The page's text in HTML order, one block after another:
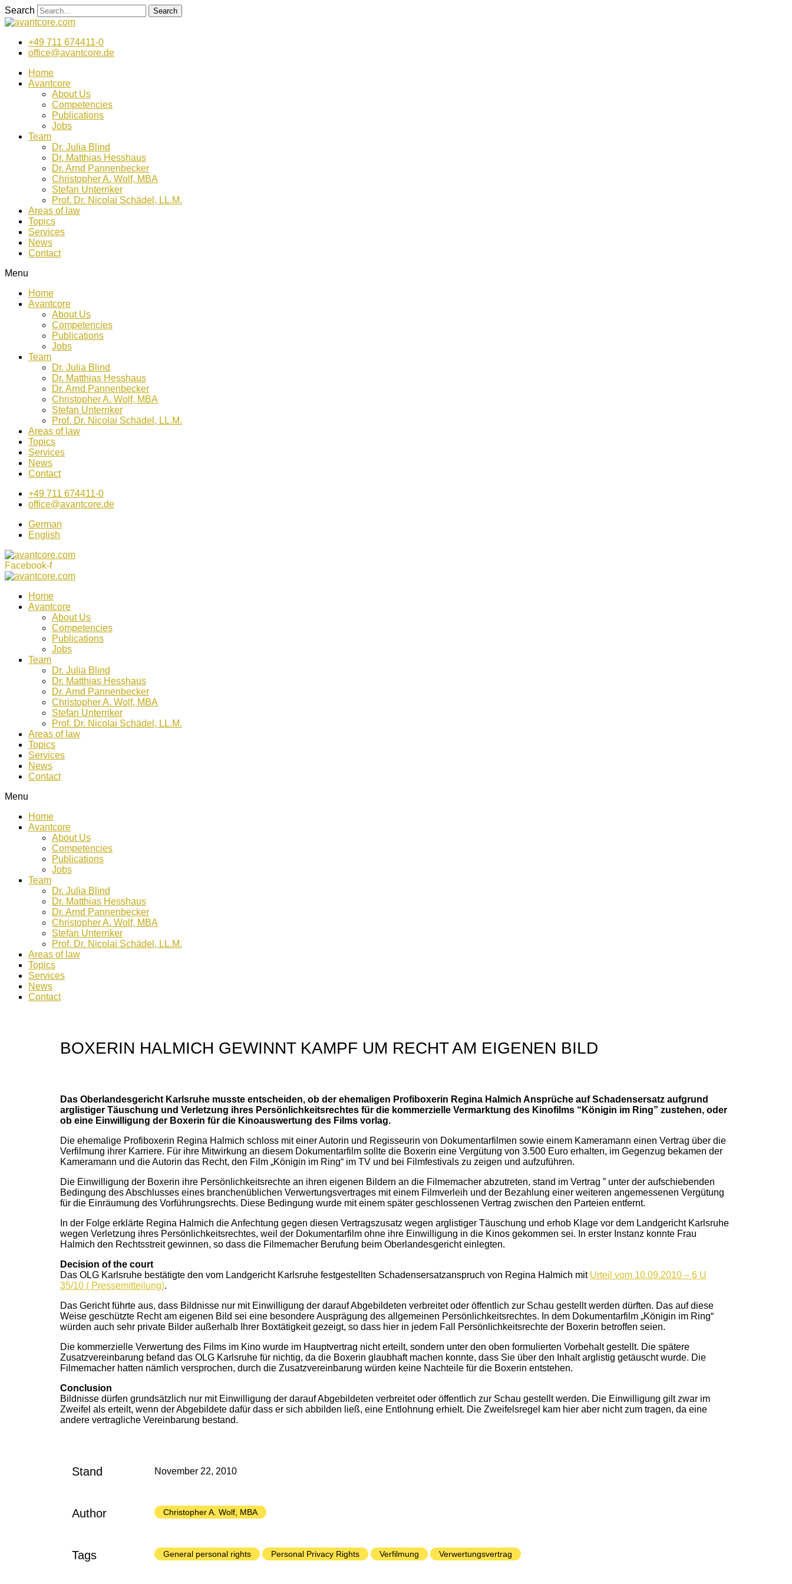
Zum
Inhalt
Search Search
+49 711 674411-0
office@avantcore.de
Home
Avantcore
About Us
Competencies
Publications
Jobs
Team
Dr. Julia Blind
Dr. Matthias Hesshaus
Dr. Arnd Pannenbecker
Christopher A. Wolf, MBA
Stefan Unterriker
Prof. Dr. Nicolai Schädel, LL.M.
Areas of law
Topics
Services
News
Contact
Menu
Home
Avantcore
About Us
Competencies
Publications
Jobs
Team
Dr. Julia Blind
Dr. Matthias Hesshaus
Dr. Arnd Pannenbecker
Christopher A. Wolf, MBA
Stefan Unterriker
Prof. Dr. Nicolai Schädel, LL.M.
Areas of law
Topics
Services
News
Contact
+49 711 674411-0
office@avantcore.de
German
English
Facebook-f
Home
Avantcore
About Us
Competencies
Publications
Jobs
Team
Dr. Julia Blind
Dr. Matthias Hesshaus
Dr. Arnd Pannenbecker
Christopher A. Wolf, MBA
Stefan Unterriker
Prof. Dr. Nicolai Schädel, LL.M.
Areas of law
Topics
Services
News
Contact
Menu
Home
Avantcore
About Us
Competencies
Publications
Jobs
Team
Dr. Julia Blind
Dr. Matthias Hesshaus
Dr. Arnd Pannenbecker
Christopher A. Wolf, MBA
Stefan Unterriker
Prof. Dr. Nicolai Schädel, LL.M.
Areas of law
Topics
Services
News
Contact
BOXERIN HALMICH GEWINNT KAMPF UM RECHT AM EIGENEN BILD
Das Oberlandesgericht Karlsruhe musste entscheiden, ob der ehemaligen Profiboxerin Regina Halmich Ansprüche auf Schadensersatz aufgrund
arglistiger Täuschung und Verletzung ihres Persönlichkeitsrechtes für die kommerzielle Vermarktung des Kinofilms “Königin im Ring” zustehen, oder
ob eine Einwilligung der Boxerin für die Kinoauswertung des Films vorlag.
Die ehemalige Profiboxerin Regina Halmich schloss mit einer Autorin und Regisseurin von Dokumentarfilmen sowie einem Kameramann einen Vertrag über die
Verfilmung ihrer Karriere. Für ihre Mitwirkung an diesem Dokumentarfilm sollte die Boxerin eine Vergütung von 3.500 Euro erhalten, im Gegenzug bekamen der
Kameramann und die Autorin das Recht, den Film „Königin im Ring“ im TV und bei Filmfestivals zu zeigen und aufzuführen.
Die Einwilligung der Boxerin ihre Persönlichkeitsrechte an ihren eigenen Bildern an die Filmemacher abzutreten, stand im Vertrag ” unter der aufschiebenden
Bedingung des Abschlusses eines branchenüblichen Verwertungsvertrages mit einem Filmverleih und der Bezahlung einer weiteren angemessenen Vergütung
für die Einräumung des Vorführungsrechts. Diese Bedingung wurde mit einem später geschlossenen Vertrag zwischen den Parteien entfernt.
In der Folge erklärte Regina Halmich die Anfechtung gegen diesen Vertragszusatz wegen arglistiger Täuschung und erhob Klage vor dem Landgericht Karlsruhe
wegen Verletzung ihres Persönlichkeitsrechtes, weil der Dokumentarfilm ohne ihre Einwilligung in die Kinos gekommen sei. In erster Instanz konnte Frau
Halmich den Rechtsstreit gewinnen, so dass die Filmemacher Berufung beim Oberlandesgericht einlegten.
Decision of the court
Das OLG Karlsruhe bestätigte den vom Landgericht Karlsruhe festgestellten Schadensersatzanspruch von Regina Halmich mit Urteil vom 10.09.2010 – 6 U
35/10 ( Pressemitteilung).
Das Gericht führte aus, dass Bildnisse nur mit Einwilligung der darauf Abgebildeten verbreitet oder öffentlich zur Schau gestellt werden dürften. Das auf diese
Weise geschützte Recht am eigenen Bild sei eine besondere Ausprägung des allgemeinen Persönlichkeitsrechtes. In dem Dokumentarfilm „Königin im Ring“
würden auch sehr private Bilder außerhalb Ihrer Boxtätigkeit gezeigt, so dass hier in jedem Fall Persönlichkeitsrechte der Boxerin betroffen seien.
Die kommerzielle Verwertung des Films im Kino wurde im Hauptvertrag nicht erteilt, sondern unter den oben formulierten Vorbehalt gestellt. Die spätere
Zusatzvereinbarung befand das OLG Karlsruhe für nichtig, da die Boxerin glaubhaft machen konnte, dass Sie über den Inhalt arglistig getäuscht wurde. Die
Filmemacher hatten nämlich versprochen, durch die Zusatzvereinbarung würden keine Nachteile für die Boxerin entstehen.
Conclusion
Bildnisse dürfen grundsätzlich nur mit Einwilligung der darauf Abgebildeten verbreitet oder öffentlich zur Schau gestellt werden. Die Einwilligung gilt zwar im
Zweifel als erteilt, wenn der Abgebildete dafür dass er sich abbilden ließ, eine Entlohnung erhielt. Die Zweifelsregel kam hier aber nicht zum tragen, da eine
andere vertragliche Vereinbarung bestand.
Stand November 22, 2010
Author Christopher A. Wolf, MBA
Tags General personal rights Personal Privacy Rights Verfilmung Verwertungsvertrag